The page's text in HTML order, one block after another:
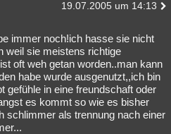
19.07.2005 um 14:13
immer noch!ich hasse sie nicht
weil sie meistens richtige
oft weh getan worden..man kann
habe wurde ausgenutzt,,ich bin
gefühle in eine freundschaft oder
es kommt so wie es bisher
schlimmer als trennung nach einer